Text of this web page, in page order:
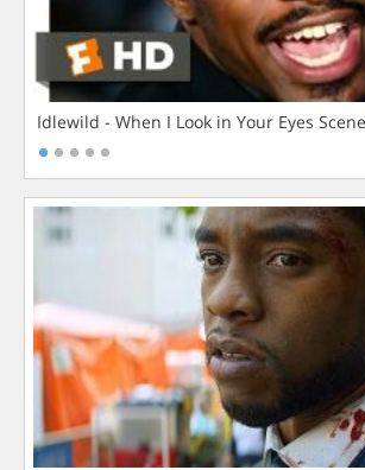
Idlewild - When I Look in Your Eyes Scene